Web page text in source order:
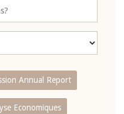
Annual Report
Economiques